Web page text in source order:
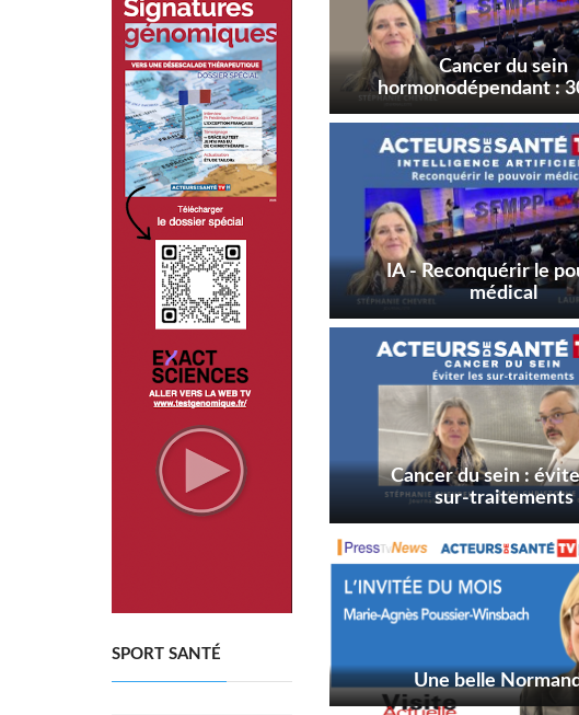
SPORT SANTÉ
Cancer du sein
hormonodépendant :
chimiothérapies en
avec les
génomiques
IA - Reconquérir le
médical
Cancer du sein :
sur-traitements
Une belle